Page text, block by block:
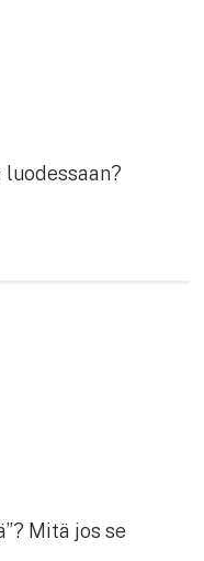
Mitä jos se